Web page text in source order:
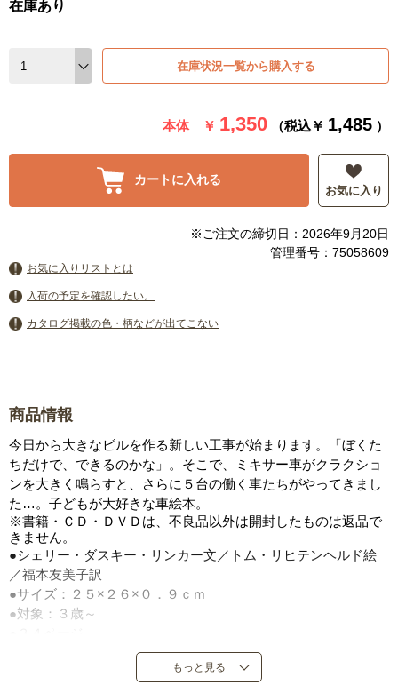
在庫あり
在庫状況一覧から購入する
本体 ￥ 1,350 （税込￥ 1,485 ）
カートに入れる
お気に入り
※ご注文の締切日：2026年9月20日
管理番号：75058609
お気に入りリストとは
入荷の予定を確認したい。
カタログ掲載の色・柄などが出てこない
商品情報
今日から大きなビルを作る新しい工事が始まります。「ぼくた
ちだけで、できるのかな」。そこで、ミキサー車がクラクショ
ンを大きく鳴らすと、さらに５台の働く車たちがやってきまし
た…。子どもが大好きな車絵本。
※書籍・ＣＤ・ＤＶＤは、不良品以外は開封したものは返品で
きません。
●シェリー・ダスキー・リンカー文／トム・リヒテンヘルド絵
／福本友美子訳
●サイズ：２５×２６×０．９ｃｍ
●対象：３歳～
●ひさかたチャイルド
●定価：１，６５０円（税込）もっと見る